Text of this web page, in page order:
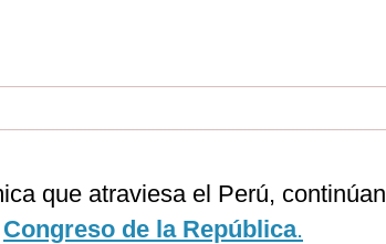
que atraviesa el Perú, continúan
Congreso de la República.